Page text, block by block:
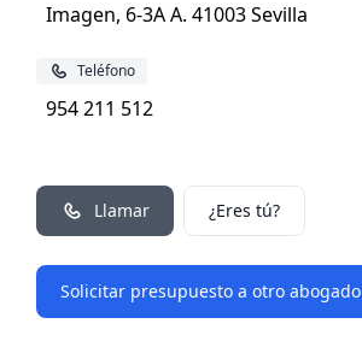
Imagen, 6-3A A. 41003 Sevilla
Teléfono
954 211 512
Llamar ¿Eres tú?
Solicitar presupuesto a otro abogado